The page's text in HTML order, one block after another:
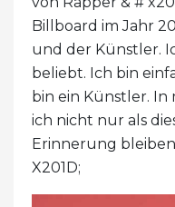
Billboard im Jahr
und der Künstler.
beliebt. Ich bin
bin ein Künstler. In
ich nicht nur als
Erinnerung
X201D;